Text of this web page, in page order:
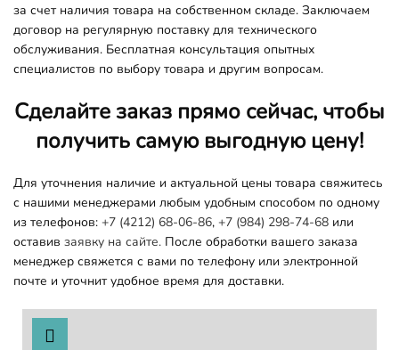
за счет наличия товара на собственном складе. Заключаем
договор на регулярную поставку для технического
обслуживания. Бесплатная консультация опытных
специалистов по выбору товара и другим вопросам.
Сделайте заказ прямо сейчас, чтобы
получить самую выгодную цену!
Для уточнения наличие и актуальной цены товара свяжитесь
с нашими менеджерами любым удобным способом по одному
из телефонов: +7 (4212) 68-06-86, +7 (984) 298-74-68 или
оставив заявку на сайте. После обработки вашего заказа
менеджер свяжется с вами по телефону или электронной
почте и уточнит удобное время для доставки.